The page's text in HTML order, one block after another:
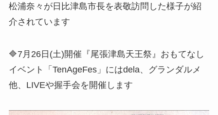
松浦奈々が日比津島市長を表敬訪問した様子が紹
介されています
🔷7月26日(土)開催『尾張津島天王祭』おもてなし
イベント「TenAgeFes」にはdela、グランダルメ
他、LIVEや握手会を開催します